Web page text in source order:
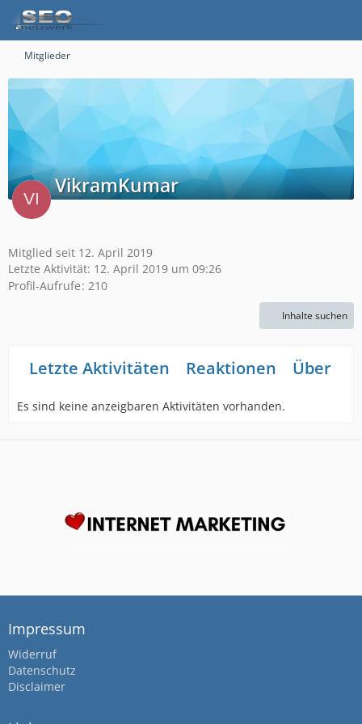
Mitglieder
VikramKumar
Mitglied seit 12. April 2019
Letzte Aktivität: 12. April 2019 um 09:26
Profil-Aufrufe 210
Inhalte suchen
Letzte Aktivitäten Reaktionen Über
Es sind keine anzeigbaren Aktivitäten vorhanden.
Impressum
Widerruf
Datenschutz
Disclaimer